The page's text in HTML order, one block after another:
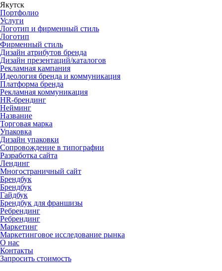
Якутск
Портфолио
Услуги
Логотип и фирменный стиль
Логотип
Фирменный стиль
Дизайн атрибутов бренда
Дизайн презентаций/каталогов
Рекламная кампания
Идеология бренда и коммуникация
Платформа бренда
Рекламная коммуникация
HR-брендинг
Нейминг
Название
Торговая марка
Упаковка
Дизайн упаковки
Сопровождение в типографии
Разработка сайта
Лендинг
Многостраничный сайт
Брендбук
Брендбук
Гайдбук
Брендбук для франшизы
Ребрендинг
Ребрендинг
Маркетинг
Маркетинговое исследование рынка
О нас
Контакты
Запросить стоимость